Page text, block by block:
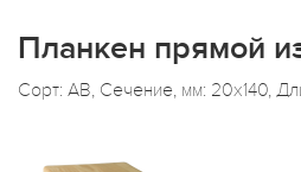
Планкен прямой
Сорт: АВ, Сечение, мм: 20x140,